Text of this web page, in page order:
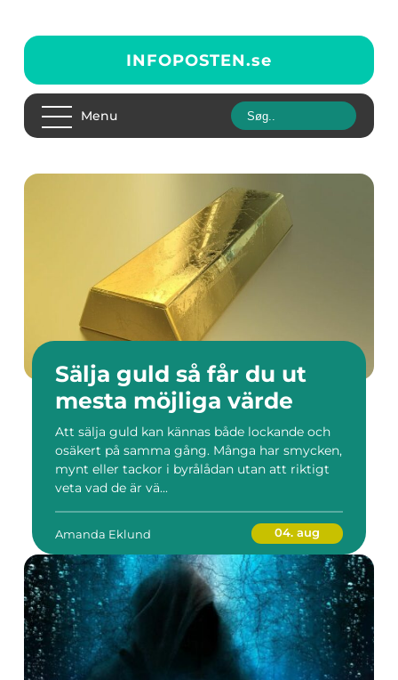
INFOPOSTEN.se
Menu
Sälja guld så får du ut
mesta möjliga värde
Att sälja guld kan kännas både lockande och
osäkert på samma gång. Många har smycken,
mynt eller tackor i byrålådan utan att riktigt
veta vad de är vä...
Amanda Eklund 04. aug